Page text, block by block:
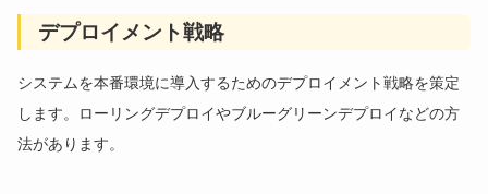
デプロイメント戦略
システムを本番環境に導入するためのデプロイメント戦略を策定
します。ローリングデプロイやブルーグリーンデプロイなどの方
法があります。